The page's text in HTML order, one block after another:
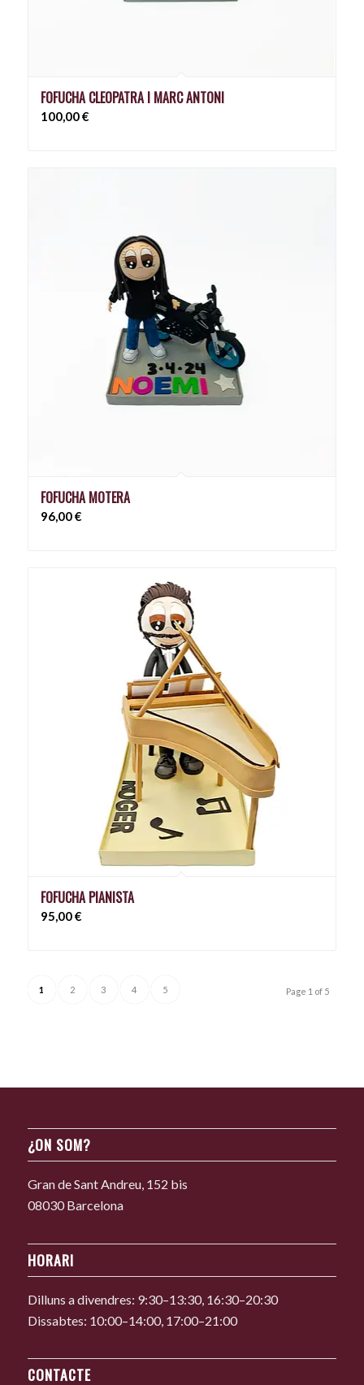
FOFUCHA CLEOPATRA I MARC ANTONI
100,00€
FOFUCHA MOTERA
96,00€
FOFUCHA PIANISTA
95,00€
Page 1 of 5
1 2 3 4 5
¿ON SOM?
Gran de Sant Andreu, 152 bis
08030 Barcelona
HORARI
Dilluns a divendres: 9:30–13:30, 16:30–20:30
Dissabtes: 10:00–14:00, 17:00–21:00
CONTACTE